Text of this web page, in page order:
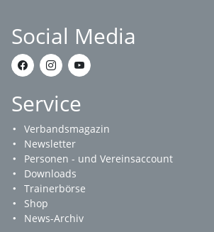
Social Media
Service
Verbandsmagazin
Newsletter
Personen - und Vereinsaccount
Downloads
Trainerbörse
Shop
News-Archiv